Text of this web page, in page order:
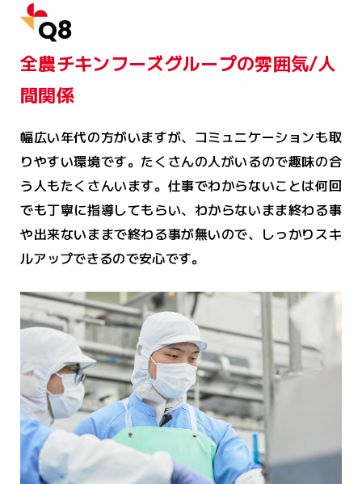
Q8
全農チキンフーズグループの雰囲気/人
間関係
幅広い年代の方がいますが、コミュニケーションも取
りやすい環境です。たくさんの人がいるので趣味の合
う人もたくさんいます。仕事でわからないことは何回
でも丁寧に指導してもらい、わからないまま終わる事
や出来ないままで終わる事が無いので、しっかりスキ
ルアップできるので安心です。